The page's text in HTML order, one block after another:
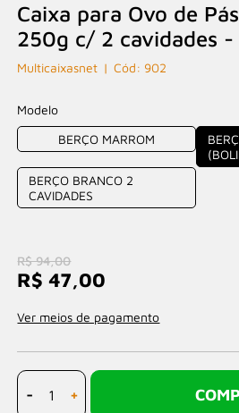
Caixa para Ovo de
250g c/ 2 cavidades -
Multicaixasnet 902
Modelo
BERÇO MARROM
BERÇO BRANCO 2
CAVIDADES
R$ 94,00
R$ 47,00
Ver meios de pagamento
- +